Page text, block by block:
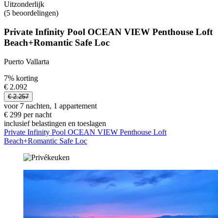
Uitzonderlijk
(5 beoordelingen)
Private Infinity Pool OCEAN VIEW Penthouse Loft
Beach+Romantic Safe Loc
Puerto Vallarta
7% korting
€ 2.092
€ 2.257
voor 7 nachten, 1 appartement
€ 299 per nacht
inclusief belastingen en toeslagen
Private Infinity Pool OCEAN VIEW Penthouse Loft
Beach+Romantic Safe Loc